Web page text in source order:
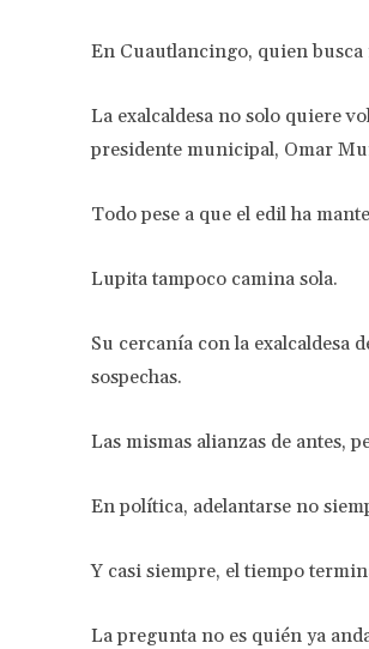
En Cuautlancingo, quien
La exalcaldesa no solo quiere
presidente municipal, Omar
Todo pese a que el edil ha
Lupita tampoco camina sola.
Su cercanía con la exalcaldesa
sospechas.
Las mismas alianzas de antes,
En política, adelantarse no
Y casi siempre, el tiempo
La pregunta no es quién ya